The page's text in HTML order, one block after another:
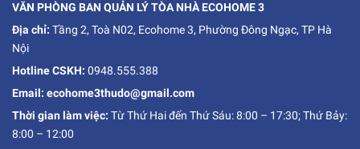
VĂN PHÒNG BAN QUẢN LÝ TÒA NHÀ ECOHOME 3
Địa chỉ: Tầng 2, Toà N02, Ecohome 3, Phường Đông Ngạc, TP Hà
Nội
Hotline CSKH: 0948.555.388
Email: ecohome3thudo@gmail.com
Thời gian làm việc: Từ Thứ Hai đến Thứ Sáu: 8:00 – 17:30; Thứ Bảy:
8:00 – 12:00